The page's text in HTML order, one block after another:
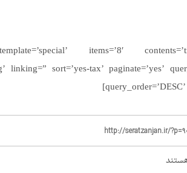
items=’8′
linking=” sort=’yes-tax’ paginate=’yes’
http://seratzanjan.ir/